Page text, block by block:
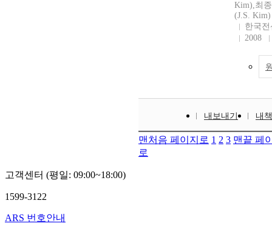
Kim),최
(J.S. Kim)
한국
2008
내보내기 내
맨처음 페이지로 1 2 3 맨끝 페
로
고객센터 (평일: 09:00~18:00)
1599-3122
ARS 번호안내